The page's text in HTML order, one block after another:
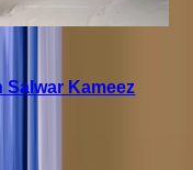
Kameez